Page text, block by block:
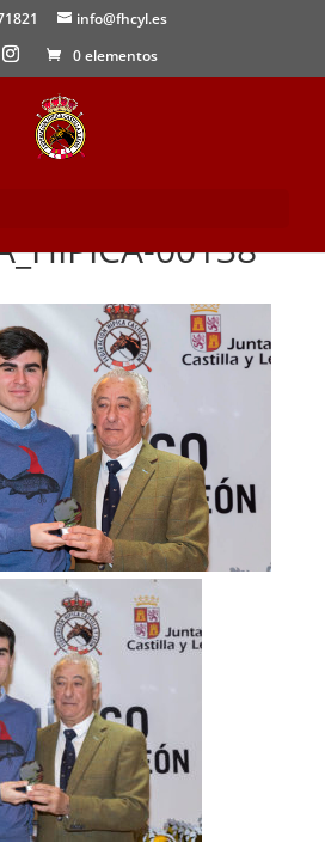
info@fhcyl.es
0 elementos
00138